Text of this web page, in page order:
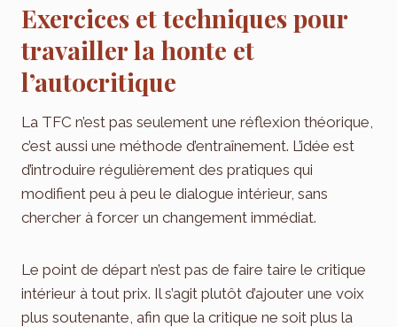
Exercices et techniques pour
travailler la honte et
l’autocritique
La TFC n’est pas seulement une réflexion théorique,
c’est aussi une méthode d’entraînement. L’idée est
d’introduire régulièrement des pratiques qui
modifient peu à peu le dialogue intérieur, sans
chercher à forcer un changement immédiat.
Le point de départ n’est pas de faire taire le critique
intérieur à tout prix. Il s’agit plutôt d’ajouter une voix
plus soutenante, afin que la critique ne soit plus la